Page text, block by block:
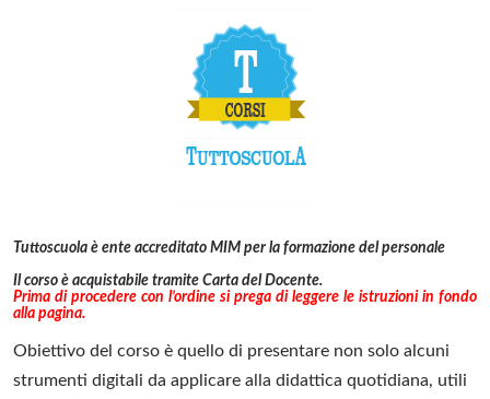
Tuttoscuola è ente accreditato MIM per la formazione del personale
Il corso è acquistabile tramite Carta del Docente.
Prima di procedere con l’ordine si prega di leggere le istruzioni in fondo
alla pagina.
Obiettivo del corso è quello di presentare non solo alcuni
strumenti digitali da applicare alla didattica quotidiana, utili